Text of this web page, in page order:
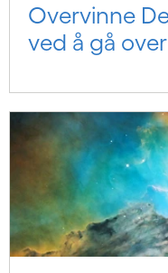
Overvinne
ved å gå